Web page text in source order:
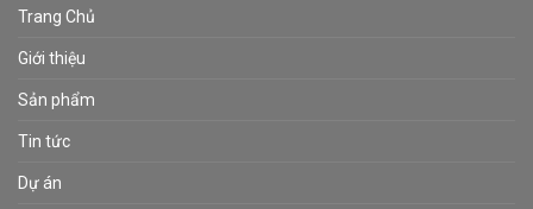
Trang Chủ
Giới thiệu
Sản phẩm
Tin tức
Dự án